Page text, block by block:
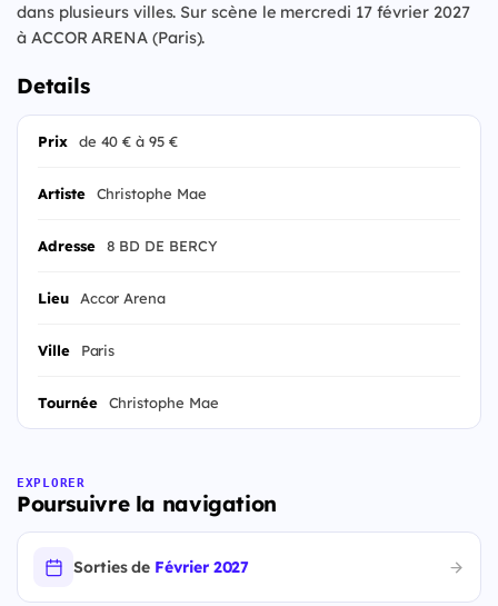
dans plusieurs villes. Sur scène le mercredi 17 février 2027
à ACCOR ARENA (Paris).
Details
Prix de 40 € à 95 €
Artiste Christophe Mae
Adresse 8 BD DE BERCY
Lieu Accor Arena
Ville Paris
Tournée Christophe Mae
EXPLORER
Poursuivre la navigation
Sorties de Février 2027